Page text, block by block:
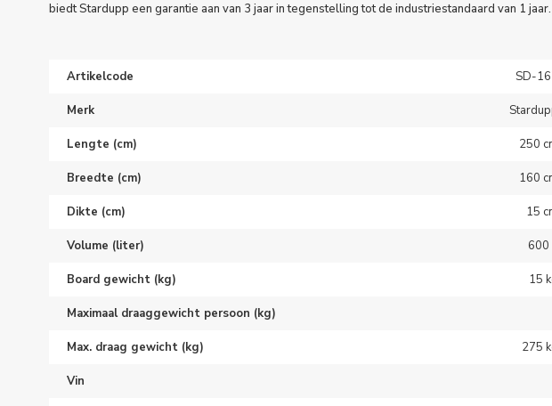
biedt Stardupp een garantie aan van 3 jaar in tegenstelling tot de industriestandaard van 1 jaar.
Artikelcode SD-
Merk
Lengte (cm) 250
Breedte (cm) 160
Dikte (cm) 15
Volume (liter) 600
Board gewicht (kg) 15
Maximaal draaggewicht persoon (kg)
Max. draag gewicht (kg) 275
Vin